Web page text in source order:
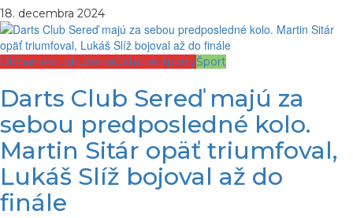
18. decembra 2024
Občianske združeniaOstatné športyŠport
Darts Club Sereď majú za
sebou predposledné kolo.
Martin Sitár opäť triumfoval,
Lukáš Slíž bojoval až do
finále